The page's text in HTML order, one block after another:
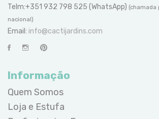
Telm:+351 932 798 525 (WhatsApp) (chamada
nacional)
Email: info@cactijardins.com
Informação
Quem Somos
Loja e Estufa